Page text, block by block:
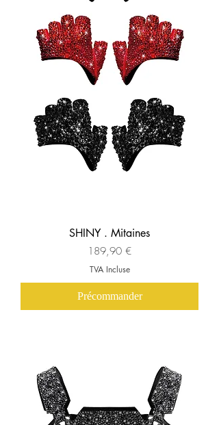
SHINY . Mitaines
Prix
189,90 €
TVA Incluse
Précommander